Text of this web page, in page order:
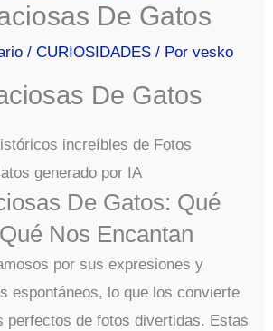
De Gatos
/CURIOSIDADES / Porvesko
De Gatos
De Gatos: Qué
Nos Encantan
por sus expresiones y
espontáneos, lo que los convierte
perfectos de fotos divertidas. Estas